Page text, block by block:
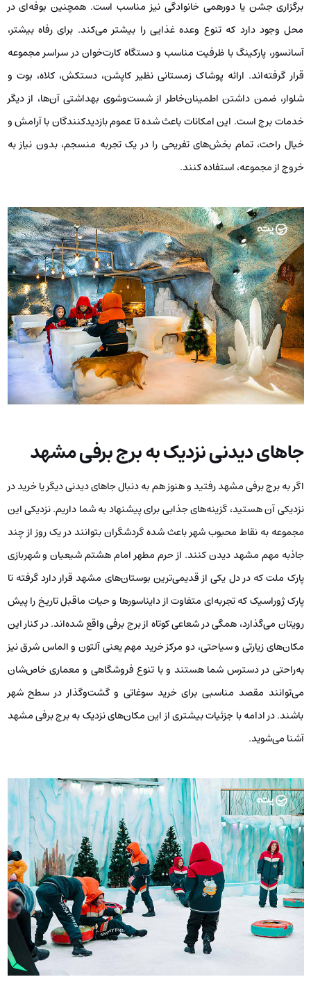
برگزاری جشن یا دورهمی خانوادگی نیز مناسب است. همچنین بوفه‌ای در
محل وجود دارد که تنوع وعده‌ غذایی را بیشتر می‌کند. برای رفاه بیشتر،
آسانسور، پارکینگ با ظرفیت مناسب و دستگاه کارت‌خوان در سراسر مجموعه
قرار گرفته‌اند. ارائه پوشاک زمستانی نظیر کاپشن، دستکش، کلاه، بوت و
شلوار، ضمن داشتن اطمینان‌خاطر از شست‌وشوی بهداشتی آن‌ها، از دیگر
خدمات برج است. این امکانات باعث شده تا عموم بازدیدکنندگان با آرامش و
خیال راحت، تمام بخش‌های تفریحی را در یک تجربه منسجم، بدون نیاز به
خروج از مجموعه، استفاده کنند.
جاهای دیدنی نزدیک به برج برفی مشهد
اگر به برج برفی مشهد رفتید و هنوز هم به دنبال جاهای دیدنی دیگر یا خرید در
نزدیکی آن هستید، گزینه‌های جذابی برای پیشنهاد به شما داریم. نزدیکی این
مجموعه به نقاط محبوب شهر باعث شده گردشگران بتوانند در یک روز از چند
جاذبه مهم مشهد دیدن کنند. از حرم مطهر امام هشتم شیعیان و شهربازی
پارک ملت که در دل یکی از قدیمی‌ترین بوستان‌های مشهد قرار دارد گرفته تا
پارک ژوراسیک که تجربه‌ای متفاوت از دایناسورها و حیات ماقبل تاریخ را پیش
رویتان می‌گذارد، همگی در شعاعی کوتاه از برج برفی واقع شده‌اند. در کنار این
مکان‌های زیارتی و سیاحتی، دو مرکز خرید مهم یعنی آلتون و الماس شرق نیز
به‌راحتی در دسترس شما هستند و با تنوع فروشگاهی و معماری خاص‌شان
می‌توانند مقصد مناسبی برای خرید سوغاتی و گشت‌وگذار در سطح شهر
باشند. در ادامه با جزئیات بیشتری از این مکان‌های نزدیک به برج برفی مشهد
آشنا می‌شوید.